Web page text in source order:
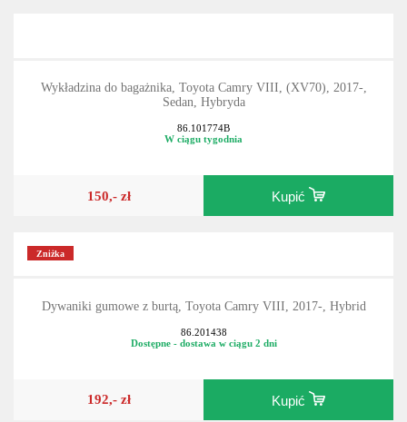
Wykładzina do bagażnika, Toyota Camry VIII, (XV70), 2017-,
Sedan, Hybryda
86.101774B
W ciągu tygodnia
150,- zł Kupić
Zniżka
Dywaniki gumowe z burtą, Toyota Camry VIII, 2017-, Hybrid
86.201438
Dostępne - dostawa w ciągu 2 dni
192,- zł Kupić